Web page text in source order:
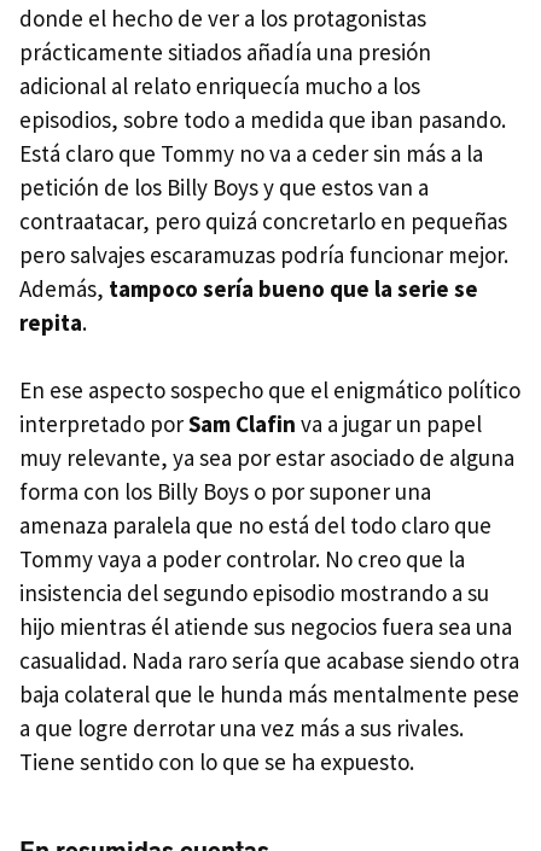
donde el hecho de ver a los protagonistas
prácticamente sitiados añadía una presión
adicional al relato enriquecía mucho a los
episodios, sobre todo a medida que iban pasando.
Está claro que Tommy no va a ceder sin más a la
petición de los Billy Boys y que estos van a
contraatacar, pero quizá concretarlo en pequeñas
pero salvajes escaramuzas podría funcionar mejor.
Además, tampoco sería bueno que la serie se
repita.
En ese aspecto sospecho que el enigmático político
interpretado porSam Clafin va a jugar un papel
muy relevante, ya sea por estar asociado de alguna
forma con los Billy Boys o por suponer una
amenaza paralela que no está del todo claro que
Tommy vaya a poder controlar. No creo que la
insistencia del segundo episodio mostrando a su
hijo mientras él atiende sus negocios fuera sea una
casualidad. Nada raro sería que acabase siendo otra
baja colateral que le hunda más mentalmente pese
a que logre derrotar una vez más a sus rivales.
Tiene sentido con lo que se ha expuesto.